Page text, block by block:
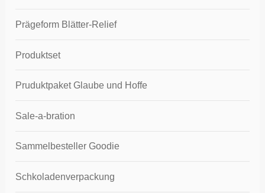
Prägeform Blätter-Relief
Produktset
Pruduktpaket Glaube und Hoffe
Sale-a-bration
Sammelbesteller Goodie
Schkoladenverpackung